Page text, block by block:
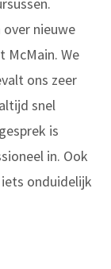
nieuwe
McMain. We
ons zeer
snel
is
in. Ook
onduidelijk